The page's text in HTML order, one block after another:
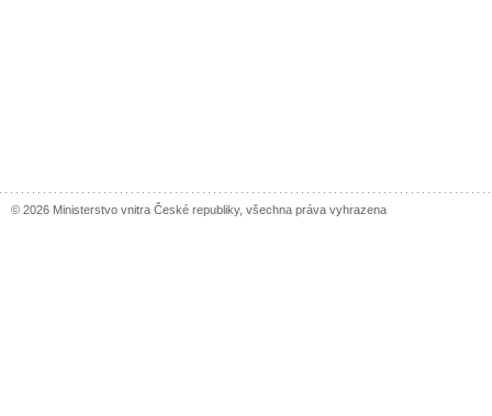
© 2026 Ministerstvo vnitra České republiky, všechna práva vyhrazena